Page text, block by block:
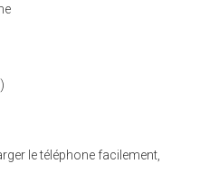
le téléphone facilement,